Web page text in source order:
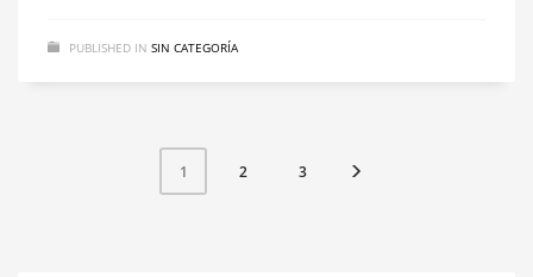
PUBLISHED IN SIN CATEGORÍA
1 2 3